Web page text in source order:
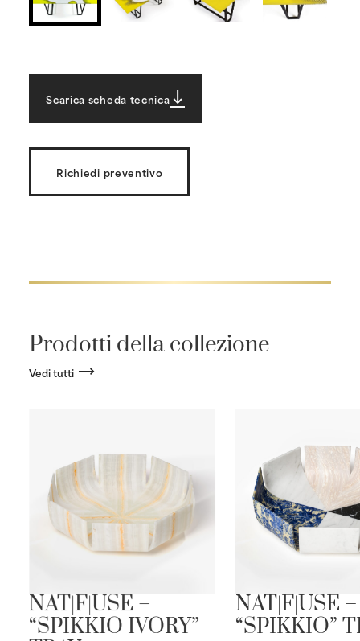
Scarica scheda tecnica
Richiedi preventivo
Prodotti della collezione
Vedi tutti
NAT|F|USE –
“SPIKKIO IVORY”
NAT|F|USE –
“SPIKKIO”